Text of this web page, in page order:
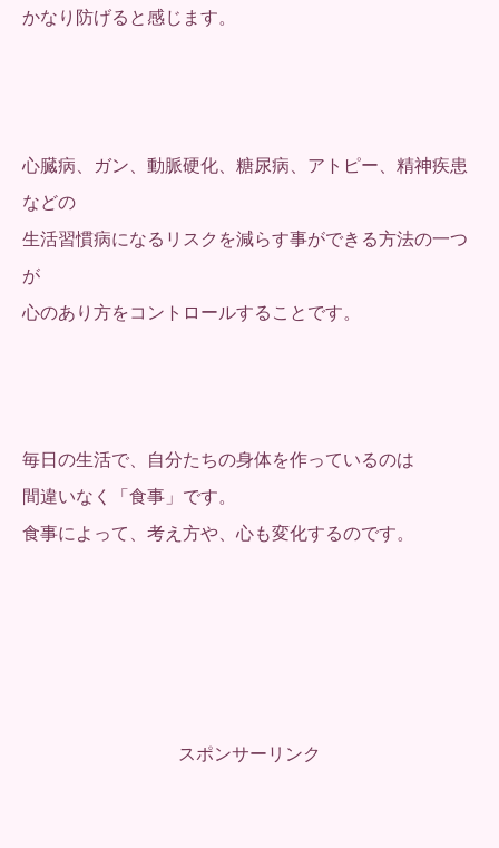
かなり防げると感じます。
心臓病、ガン、動脈硬化、糖尿病、アトピー、精神疾患
などの
生活習慣病になるリスクを減らす事ができる方法の一つ
が
心のあり方をコントロールすることです。
毎日の生活で、自分たちの身体を作っているのは
間違いなく「食事」です。
食事によって、考え方や、心も変化するのです。
スポンサーリンク